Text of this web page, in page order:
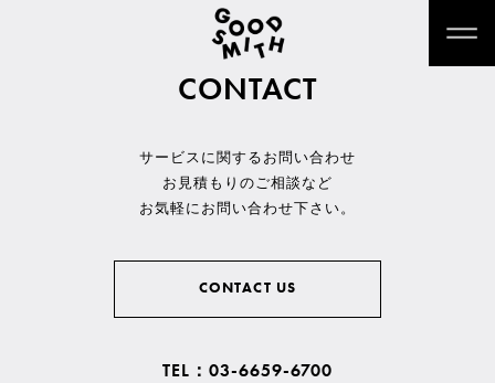
CONTACT
サービスに関するお問い合わせ
お見積もりのご相談など
お気軽にお問い合わせ下さい。
CONTACT US
TEL：03-6659-6700